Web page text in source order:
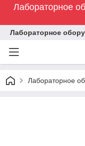
Лабораторное
Лабораторное
Лабораторное